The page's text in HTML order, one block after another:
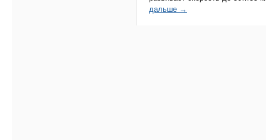
дальше →